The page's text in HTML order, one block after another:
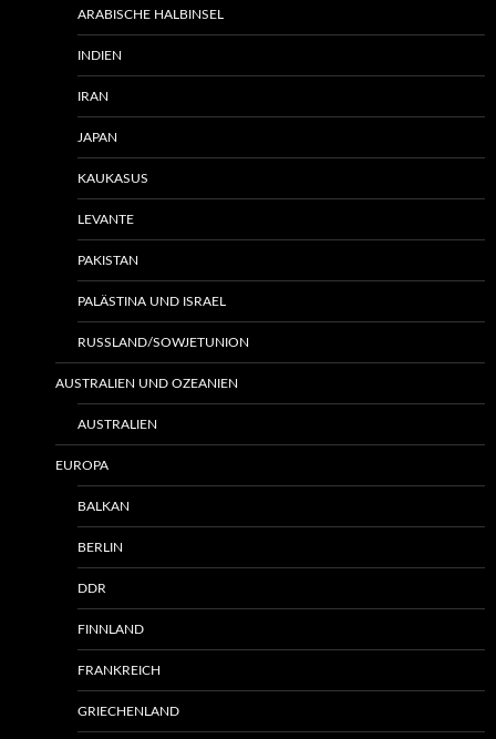
ARABISCHE HALBINSEL
INDIEN
IRAN
JAPAN
KAUKASUS
LEVANTE
PAKISTAN
PALÄSTINA UND ISRAEL
RUSSLAND/SOWJETUNION
AUSTRALIEN UND OZEANIEN
AUSTRALIEN
EUROPA
BALKAN
BERLIN
DDR
FINNLAND
FRANKREICH
GRIECHENLAND